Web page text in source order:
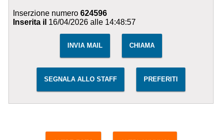
Inserzione numero624596
Inserita il 16/04/2026 alle 14:48:57
INVIA MAIL CHIAMA
SEGNALA ALLO STAFF PREFERITI